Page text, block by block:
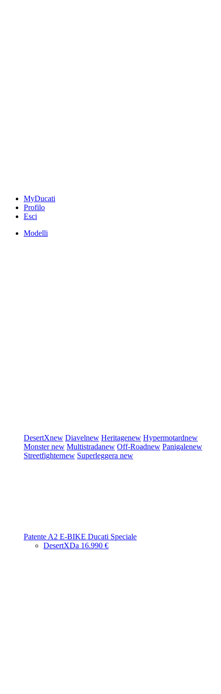
MyDucati
Profilo
Esci
Modelli
DesertXnew Diavelnew Heritagenew Hypermotardnew
Monsternew Multistradanew Off-Roadnew Panigalenew
Streetfighternew Superleggera new
Patente A2 E-BIKE Ducati Speciale
DesertXDa 16.990 €